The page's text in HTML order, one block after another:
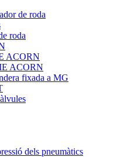
de roda
roda
ACORN
ACORN
fixada a MG
dels pneumàtics